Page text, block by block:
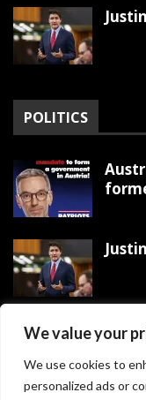
We value your
We use cookies to
personalized ads or
POLITICS